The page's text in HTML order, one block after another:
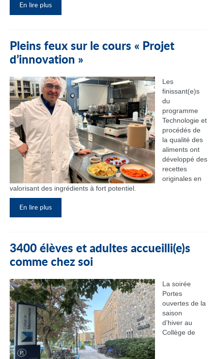
En lire plus
Pleins feux sur le cours « Projet
d’innovation »
Les
finissant(e)s
du
programme
Technologie et
procédés de
la qualité des
aliments ont
développé des
recettes
originales en
valorisant des ingrédients à fort potentiel.
En lire plus
3400 élèves et adultes accueilli(e)s
comme chez soi
La soirée
Portes
ouvertes de la
saison
d’hiver au
Collège de